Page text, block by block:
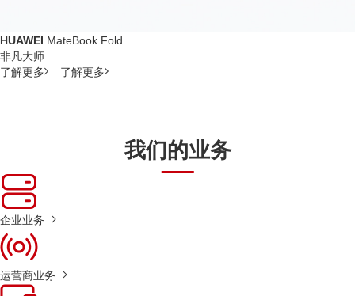
HUAWEI MateBook Fold
非凡大师
了解更多
了解更多
我们的业务
企业业务
运营商业务